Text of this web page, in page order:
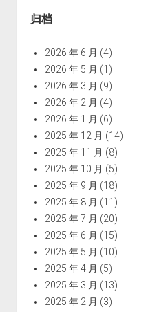
归档
2026 年 6 月 (4)
2026 年 5 月 (1)
2026 年 3 月 (9)
2026 年 2 月 (4)
2026 年 1 月 (6)
2025 年 12 月 (14)
2025 年 11 月 (8)
2025 年 10 月 (5)
2025 年 9 月 (18)
2025 年 8 月 (11)
2025 年 7 月 (20)
2025 年 6 月 (15)
2025 年 5 月 (10)
2025 年 4 月 (5)
2025 年 3 月 (13)
2025 年 2 月 (3)